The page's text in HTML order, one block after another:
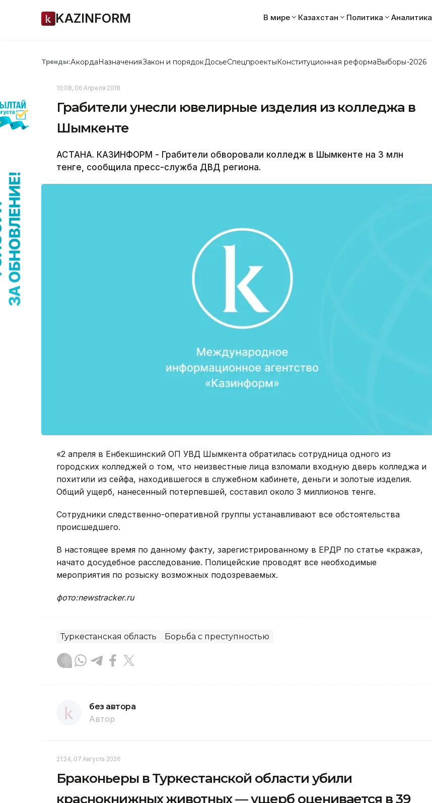
KAZINFORM В мире Казахстан Политика Аналитика
Тренды:АкордаНазначенияЗакон и порядок ДосьеСпецпроектыКонституционная реформаВыборы-2026
10:08, 06 Апреля 2018
Грабители унесли ювелирные изделия из колледжа в
Шымкенте
АСТАНА. КАЗИНФОРМ - Грабители обворовали колледж в Шымкенте на 3 млн
тенге, сообщила пресс-служба ДВД региона.
«2 апреля в Енбекшинский ОП УВД Шымкента обратилась сотрудница одного из
городских колледжей о том, что неизвестные лица взломали входную дверь колледжа и
похитили из сейфа, находившегося в служебном кабинете, деньги и золотые изделия.
Общий ущерб, нанесенный потерпевшей, составил около 3 миллионов тенге.
Сотрудники следственно-оперативной группы устанавливают все обстоятельства
происшедшего.
В настоящее время по данному факту, зарегистрированному в ЕРДР по статье «кража»,
начато досудебное расследование. Полицейские проводят все необходимые
мероприятия по розыску возможных подозреваемых.
фото:newstracker.ru
Туркестанская область Борьба с преступностью
без автора
Автор
21:24, 07 Августа 2026
Браконьеры в Туркестанской области убили
краснокнижных животных — ущерб оценивается в 39